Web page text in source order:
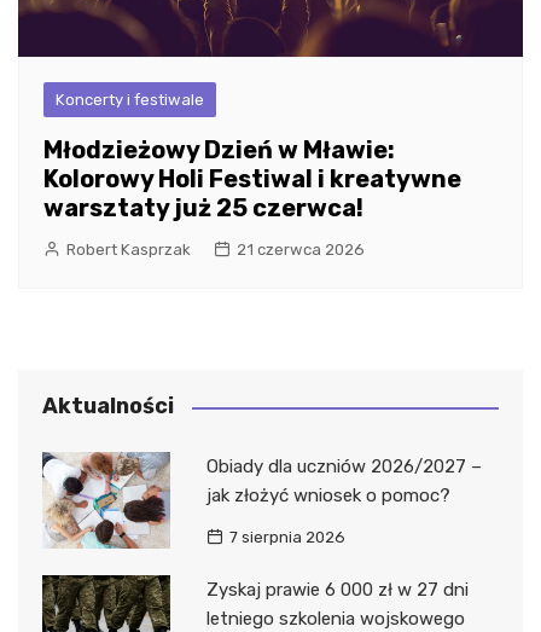
Koncerty i festiwale
Młodzieżowy Dzień w Mławie:
Kolorowy Holi Festiwal i kreatywne
warsztaty już 25 czerwca!
Robert Kasprzak 21 czerwca 2026
Aktualności
Obiady dla uczniów 2026/2027 –
jak złożyć wniosek o pomoc?
7 sierpnia 2026
Zyskaj prawie 6 000 zł w 27 dni
letniego szkolenia wojskowego